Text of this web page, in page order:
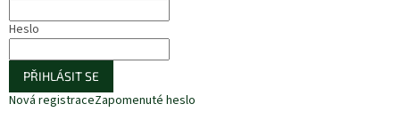
Heslo
PŘIHLÁSIT SE
Nová registraceZapomenuté heslo